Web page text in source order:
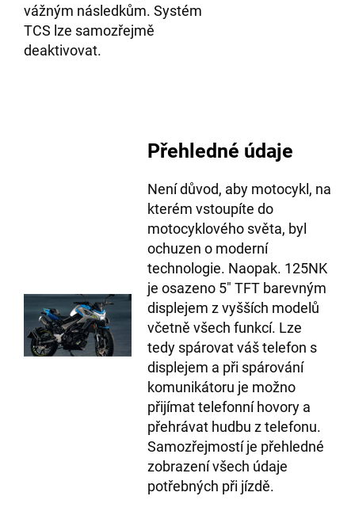
vážným následkům. Systém
TCS lze samozřejmě
deaktivovat.
Přehledné údaje
Není důvod, aby motocykl, na
kterém vstoupíte do
motocyklového světa, byl
ochuzen o moderní
technologie. Naopak. 125NK
je osazeno 5″ TFT barevným
displejem z vyšších modelů
včetně všech funkcí. Lze
tedy spárovat váš telefon s
displejem a při spárování
komunikátoru je možno
přijímat telefonní hovory a
přehrávat hudbu z telefonu.
Samozřejmostí je přehledné
zobrazení všech údaje
potřebných při jízdě.